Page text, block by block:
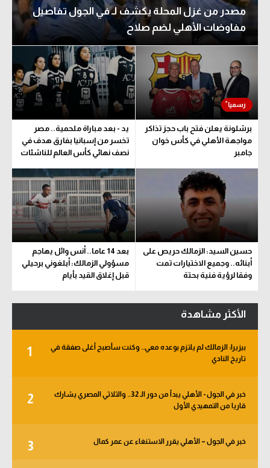
مصدر من غزل المحلة يكشف لـ في الجول تفاصيل
مفاوضات الأهلي لضم صلاح
برشلونة يعلن فتح باب حجز تذاكر
مواجهة الأهلي في كأس خوان
جامبر
يد - بعد مباراة ملحمية.. مصر
تخسر من إسبانيا بفارق هدف في
نصف نهائي كأس العالم للناشئات
حسين السيد: الزمالك حريص على
أبنائه.. وجميع الاختيارات تمت
وفقا لرؤية فنية بحتة
بعد 14 عاما.. أنس وائل يهاجم
مسؤولي الزمالك: أبلغوني برحيلي
قبل إغلاق القيد بأيام
الأكثر مشاهدة
1
بيزيرا: الزمالك لم يلتزم بوعده معي.. وكنت سأصبح أغلى صفقة في
تاريخ النادي
2
خبر في الجول - الأهلي يبدأ من دور الـ 32.. والثلاثي المصري يشارك
قاريا من التمهيدي الأول
3 خبر في الجول – الأهلي يقرر الاستنغاء عن عمر كمال